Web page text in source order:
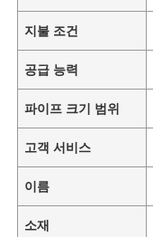
지불 조건
공급 능력
파이프 크기 범위
고객 서비스
이름
소재